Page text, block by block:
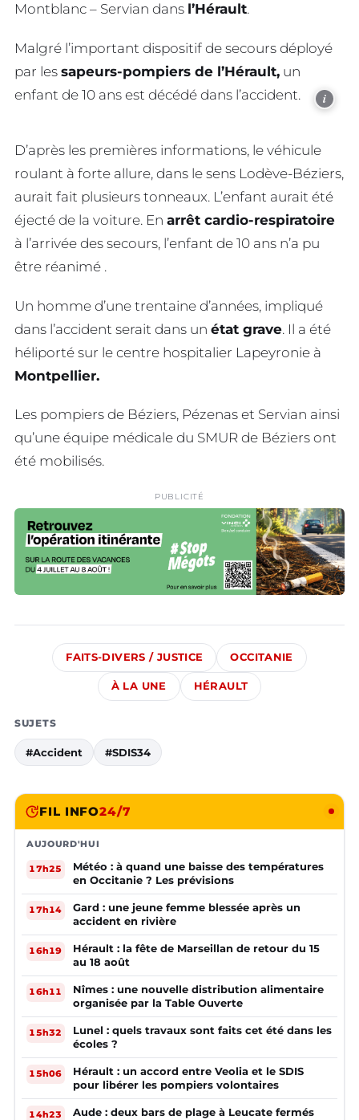
Montblanc – Servian dans l’Hérault.
Malgré l’important dispositif de secours déployé
par les sapeurs-pompiers de l’Hérault, un
enfant de 10 ans est décédé dans l’accident.
i
D’après les premières informations, le véhicule
roulant à forte allure, dans le sens Lodève-Béziers,
aurait fait plusieurs tonneaux. L’enfant aurait été
éjecté de la voiture. En arrêt cardio-respiratoire
à l’arrivée des secours, l’enfant de 10 ans n’a pu
être réanimé .
Un homme d’une trentaine d’années, impliqué
dans l’accident serait dans un état grave. Il a été
héliporté sur le centre hospitalier Lapeyronie à
Montpellier.
Les pompiers de Béziers, Pézenas et Servian ainsi
qu’une équipe médicale du SMUR de Béziers ont
été mobilisés.
PUBLICITÉ
FAITS-DIVERS / JUSTICE OCCITANIE
À LA UNE HÉRAULT
SUJETS
#Accident #SDIS34
FIL INFO24/7
AUJOURD'HUI
17h25
Météo : à quand une baisse des températures
en Occitanie ? Les prévisions
17h14
Gard : une jeune femme blessée après un
accident en rivière
16h19
Hérault : la fête de Marseillan de retour du 15
au 18 août
16h11
Nîmes : une nouvelle distribution alimentaire
organisée par la Table Ouverte
15h32
Lunel : quels travaux sont faits cet été dans les
écoles ?
15h06
Hérault : un accord entre Veolia et le SDIS
pour libérer les pompiers volontaires
14h23
Aude : deux bars de plage à Leucate fermés